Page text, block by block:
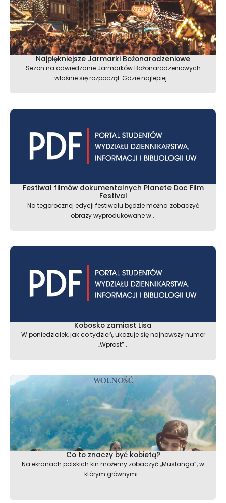
Najpiękniejsze Jarmarki Bożonarodzeniowe
Sezon na odwiedzanie Jarmarków Bożonarodzeniowych
właśnie się rozpoczął. Gdzie najlepiej...
Festiwal filmów dokumentalnych Planete Doc Film
Festival
Na tegorocznej edycji festiwalu będzie można zobaczyć
obrazy wyprodukowane w...
Kobosko zamiast Lisa
W poniedziałek, jak co tydzień, ukazuje się najnowszy numer
„Wprost”...
Co to znaczy być kobietą?
Na ekranach polskich kin możemy zobaczyć ,,Mustanga”, w
którym głównymi...